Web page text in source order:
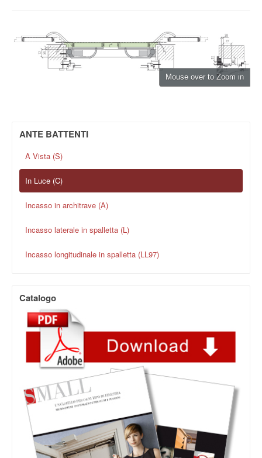
Mouse over to Zoom in
ANTE BATTENTI
A Vista (S)
In Luce (C)
Incasso in architrave (A)
Incasso laterale in spalletta (L)
Incasso longitudinale in spalletta (LL97)
Catalogo